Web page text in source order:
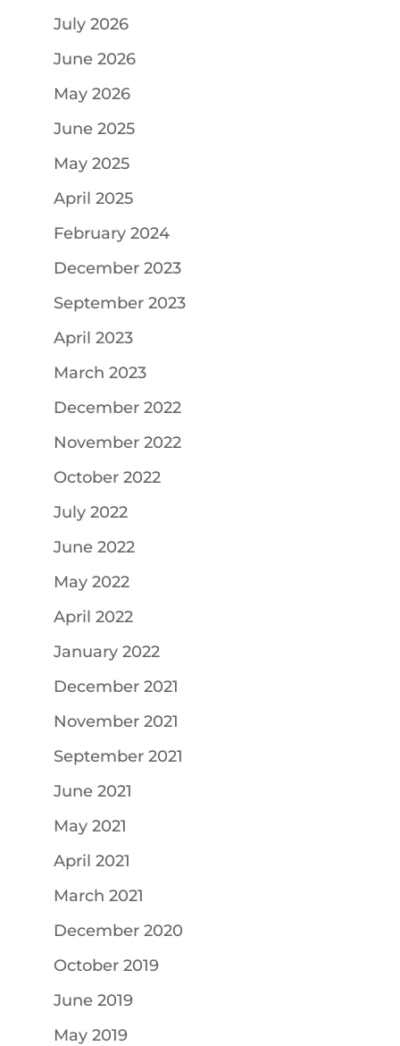
July 2026
June 2026
May 2026
June 2025
May 2025
April 2025
February 2024
December 2023
September 2023
April 2023
March 2023
December 2022
November 2022
October 2022
July 2022
June 2022
May 2022
April 2022
January 2022
December 2021
November 2021
September 2021
June 2021
May 2021
April 2021
March 2021
December 2020
October 2019
June 2019
May 2019